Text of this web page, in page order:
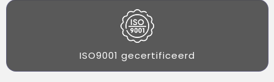
ISO9001 gecertificeerd